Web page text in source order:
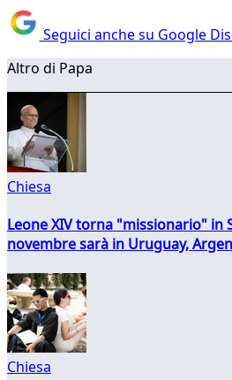
Seguici anche su Google
Altro di Papa
Chiesa
Leone XIV torna "missionario" in
novembre sarà in Uruguay,
Chiesa